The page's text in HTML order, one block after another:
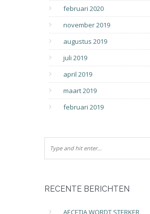
februari 2020
november 2019
augustus 2019
juli 2019
april 2019
maart 2019
februari 2019
RECENTE BERICHTEN
AECETIA WORDT STERKER